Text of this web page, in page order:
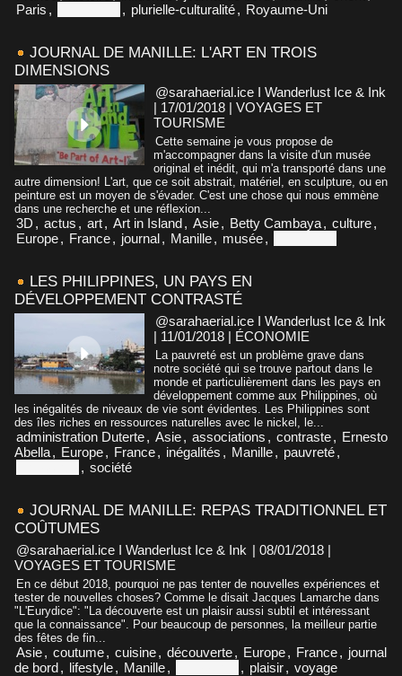
Paris , , plurielle-culturalité, Royaume-Uni
JOURNAL DE MANILLE: L'ART EN TROIS
DIMENSIONS
@sarahaerial.ice I Wanderlust Ice & Ink
| 17/01/2018 | VOYAGES ET
TOURISME
Cette semaine je vous propose de
m'accompagner dans la visite d'un musée
original et inédit, qui m'a transporté dans une
autre dimension! L'art, que ce soit abstrait, matériel, en sculpture, ou en
peinture est un moyen de s'évader. C'est une chose qui nous emmène
dans une recherche et une réflexion...
3D , actus , art, Art in Island, Asie, Betty Cambaya, culture,
Europe, France, journal, Manille, musée,
LES PHILIPPINES, UN PAYS EN
DÉVELOPPEMENT CONTRASTÉ
@sarahaerial.ice I Wanderlust Ice & Ink
| 11/01/2018 | ÉCONOMIE
La pauvreté est un problème grave dans
notre société qui se trouve partout dans le
monde et particulièrement dans les pays en
développement comme aux Philippines, où
les inégalités de niveaux de vie sont évidentes. Les Philippines sont
des îles riches en ressources naturelles avec le nickel, le...
administration Duterte, Asie, associations , contraste, Ernesto
Abella, Europe, France, inégalités , Manille, pauvreté,
, société
JOURNAL DE MANILLE: REPAS TRADITIONNEL ET
COÛTUMES
@sarahaerial.ice I Wanderlust Ice & Ink | 08/01/2018 |
VOYAGES ET TOURISME
En ce début 2018, pourquoi ne pas tenter de nouvelles expériences et
tester de nouvelles choses? Comme le disait Jacques Lamarche dans
"L'Eurydice": "La découverte est un plaisir aussi subtil et intéressant
que la connaissance". Pour beaucoup de personnes, la meilleur partie
des fêtes de fin...
Asie, coutume, cuisine, découverte, Europe, France, journal
de bord, lifestyle, Manille, , plaisir, voyage